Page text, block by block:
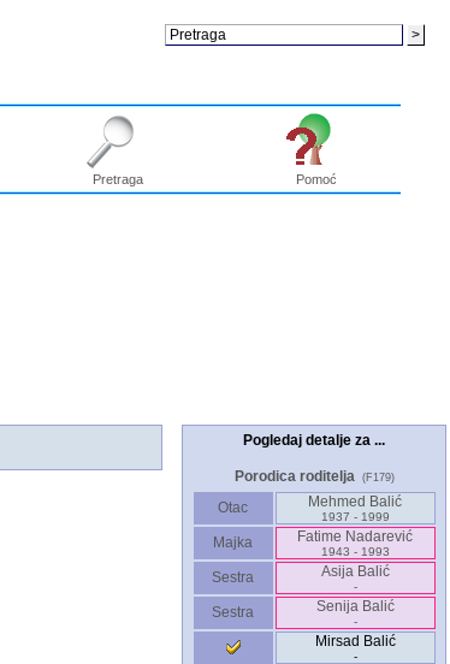
Pretraga Pomoć
Pogledaj detalje za ...
Porodica roditelja (F179)
Otac Mehmed Balić
1937 - 1999
Majka Fatime Nadarević
1943 - 1993
Sestra Asija Balić
-
Sestra Senija Balić
-
Mirsad Balić
-